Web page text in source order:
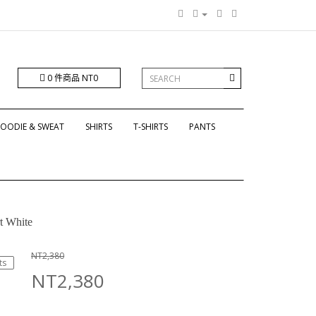
0 件商品 NT0
& SWEAT SHIRTS T-SHIRTS PANTS
White
NT2,380
NT2,380